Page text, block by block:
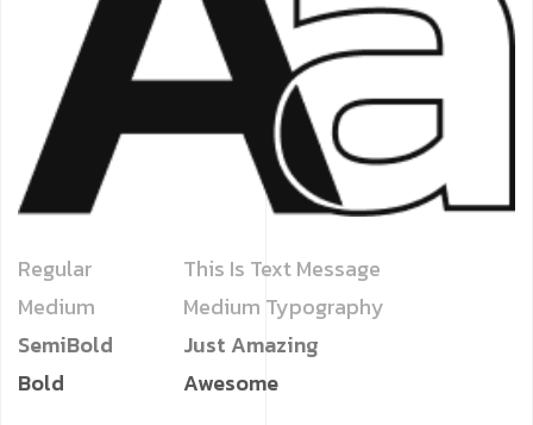
Regular
This Is Text Message
Medium
Medium Typography
SemiBold
Just Amazing
Bold
Awesome